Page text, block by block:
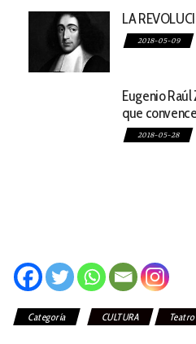
LA
2018-05-09
Eugenio Raúl
que
2018-05-28
Categoría CULTURA Teatro